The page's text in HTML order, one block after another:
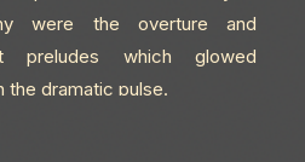
were the overture and
preludes which glowed
the dramatic pulse.